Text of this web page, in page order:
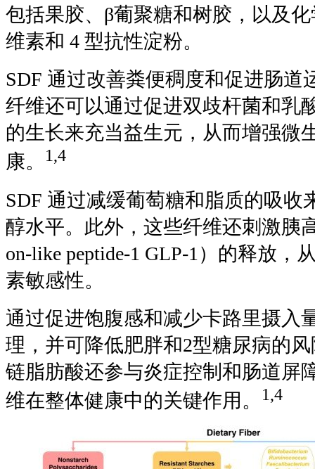
包括果胶、β葡聚糖和树胶，以及
维素和 4 型抗性淀粉。
SDF 通过改善粪便稠度和促进肠道
纤维还可以通过促进双歧杆菌和乳
的生长来充当益生元，从而增强微
康。
1,4
SDF 通过减缓葡萄糖和脂质的吸收
醇水平。此外，这些纤维还刺激胰
on-like peptide-1 GLP-1）的释放，
素敏感性。
通过促进饱腹感和减少卡路里摄入
理，并可降低肥胖和2型糖尿病的
链脂肪酸还参与炎症控制和肠道屏
维在整体健康中的关键作用。
1,4